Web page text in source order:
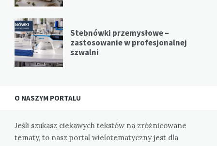
Stebnówki przemysłowe –
zastosowanie w profesjonalnej
szwalni
O NASZYM PORTALU
Jeśli szukasz ciekawych tekstów na zróżnicowane
tematy, to nasz portal wielotematyczny jest dla